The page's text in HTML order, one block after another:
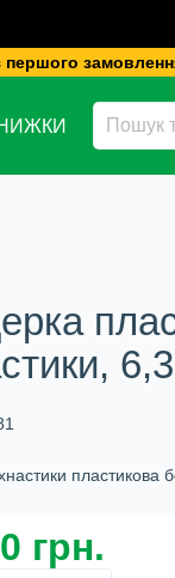
пластикова
грн.